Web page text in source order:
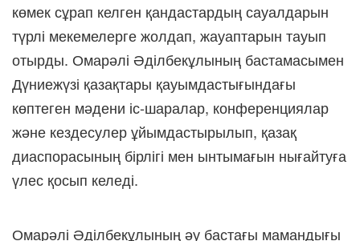
көмек сұрап келген қандастардың сауалдарын
түрлі мекемелерге жолдап, жауаптарын тауып
отырды. Омарәлі Әділбекұлының бастамасымен
Дүниежүзі қазақтары қауымдастығындағы
көптеген мәдени іс-шаралар, конференциялар
және кездесулер ұйымдастырылып, қазақ
диаспорасының бірлігі мен ынтымағын нығайтуға
үлес қосып келеді.
Омарәлі Әділбекұлының әу бастағы мамандығы